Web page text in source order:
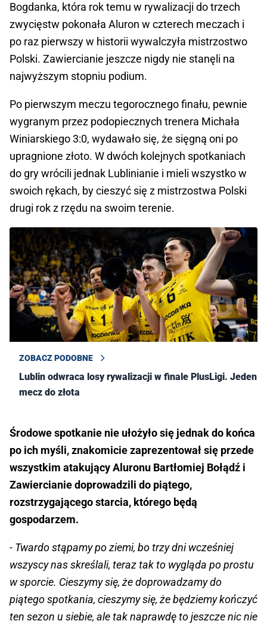
Bogdanka, która rok temu w rywalizacji do trzech
zwycięstw pokonała Aluron w czterech meczach i
po raz pierwszy w historii wywalczyła mistrzostwo
Polski. Zawiercianie jeszcze nigdy nie stanęli na
najwyższym stopniu podium.
Po pierwszym meczu tegorocznego finału, pewnie
wygranym przez podopiecznych trenera Michała
Winiarskiego 3:0, wydawało się, że sięgną oni po
upragnione złoto. W dwóch kolejnych spotkaniach
do gry wrócili jednak Lublinianie i mieli wszystko w
swoich rękach, by cieszyć się z mistrzostwa Polski
drugi rok z rzędu na swoim terenie.
ZOBACZ PODOBNE
Lublin odwraca losy rywalizacji w finale PlusLigi. Jeden
mecz do złota
Środowe spotkanie nie ułożyło się jednak do końca
po ich myśli, znakomicie zaprezentował się przede
wszystkim atakujący Aluronu Bartłomiej Bołądź i
Zawiercianie doprowadzili do piątego,
rozstrzygającego starcia, którego będą
gospodarzem.
- Twardo stąpamy po ziemi, bo trzy dni wcześniej
wszyscy nas skreślali, teraz tak to wygląda po prostu
w sporcie. Cieszymy się, że doprowadzamy do
piątego spotkania, cieszymy się, że będziemy kończyć
ten sezon u siebie, ale tak naprawdę to jeszcze nic nie